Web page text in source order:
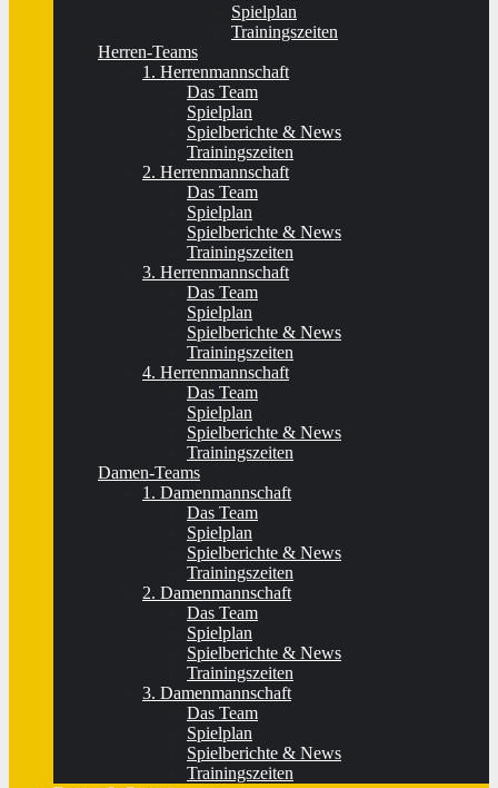
Spielplan
Trainingszeiten
Herren-Teams
1. Herrenmannschaft
Das Team
Spielplan
Spielberichte & News
Trainingszeiten
2. Herrenmannschaft
Das Team
Spielplan
Spielberichte & News
Trainingszeiten
3. Herrenmannschaft
Das Team
Spielplan
Spielberichte & News
Trainingszeiten
4. Herrenmannschaft
Das Team
Spielplan
Spielberichte & News
Trainingszeiten
Damen-Teams
1. Damenmannschaft
Das Team
Spielplan
Spielberichte & News
Trainingszeiten
2. Damenmannschaft
Das Team
Spielplan
Spielberichte & News
Trainingszeiten
3. Damenmannschaft
Das Team
Spielplan
Spielberichte & News
Trainingszeiten